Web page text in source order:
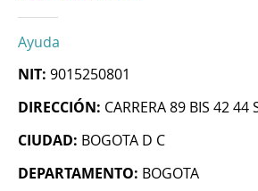
Ayuda
NIT: 9015250801
DIRECCIÓN: CARRERA 89 BIS 42 44
CIUDAD: BOGOTA D C
DEPARTAMENTO: BOGOTA